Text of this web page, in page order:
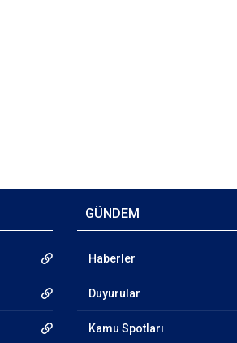
GÜNDEM
Haberler
Duyurular
Kamu Spotları